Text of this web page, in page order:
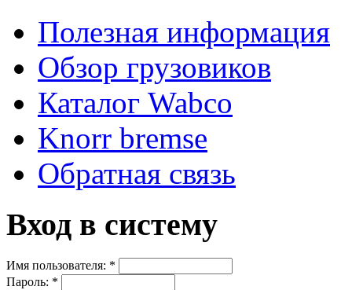
Полезная информация
Обзор грузовиков
Каталог Wabco
Knorr bremse
Обратная связь
Вход в систему
Имя пользователя: *
Пароль: *